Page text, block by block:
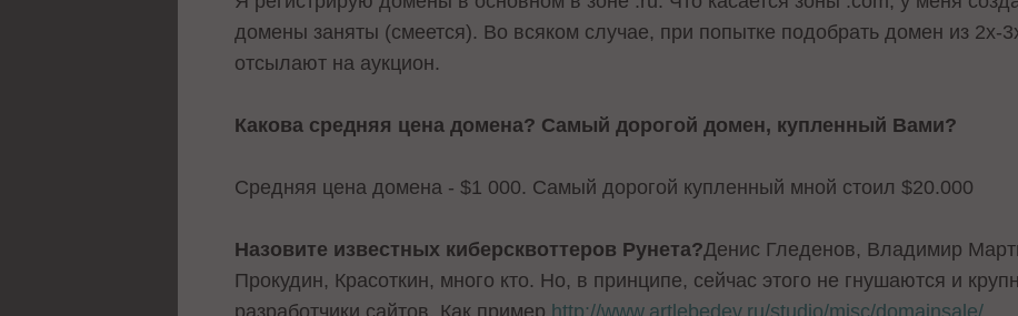
домены заняты (смеется). Во всяком случае, при попытке подобрать домен из 2х-
отсылают на аукцион.
Какова средняя цена домена? Самый дорогой домен, купленный Вами?
Средняя цена домена - $1 000. Самый дорогой купленный мной стоил $20.000
Назовите известных киберсквоттеров Рунета?Денис Гледенов, Владимир
Прокудин, Красоткин, много кто. Но, в принципе, сейчас этого не гнушаются и
разработчики сайтов. Как пример http://www.artlebedev.ru/studio/misc/domainsale/